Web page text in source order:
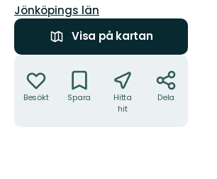
Län:
Jönköpings län
Visa på kartan
Besökt Spara
Hitta
hit
Dela